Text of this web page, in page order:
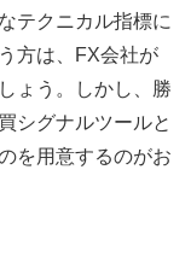
テクニカル指標に
方は、
FX会社が
ょう。しかし、勝
シグナルツールと
を用意するのがお